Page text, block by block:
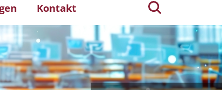
Kontakt